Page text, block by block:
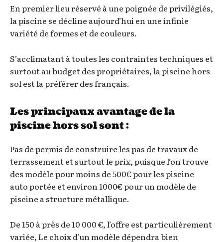
En premier lieu réservé à une poignée de privilégiés,
la piscine se décline aujourd’hui en une infinie
variété de formes et de couleurs.
S’acclimatant à toutes les contraintes techniques et
surtout au budget des propriétaires, la piscine hors
sol est la préférer des français.
Les principaux avantage de la
piscine hors sol sont :
Pas de permis de construire les pas de travaux de
terrassement et surtout le prix, puisque l’on trouve
des modèle pour moins de 500€ pour les piscine
auto portée et environ 1000€ pour un modèle de
piscine a structure métallique.
De 150 à près de 10 000 €, l’offre est particulièrement
variée, Le choix d’un modèle dépendra bien